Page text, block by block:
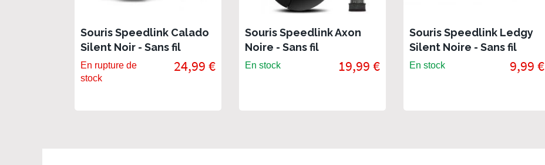
Souris Speedlink Calado
Silent Noir - Sans fil
En rupture de
stock
24,99 €
Souris Speedlink Axon
Noire - Sans fil
En stock 19,99 €
Souris Speedlink Ledgy
Silent Noire - Sans fil
En stock 9,99 €